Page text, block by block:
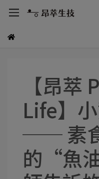
【昂
Life】
── 素
的“魚